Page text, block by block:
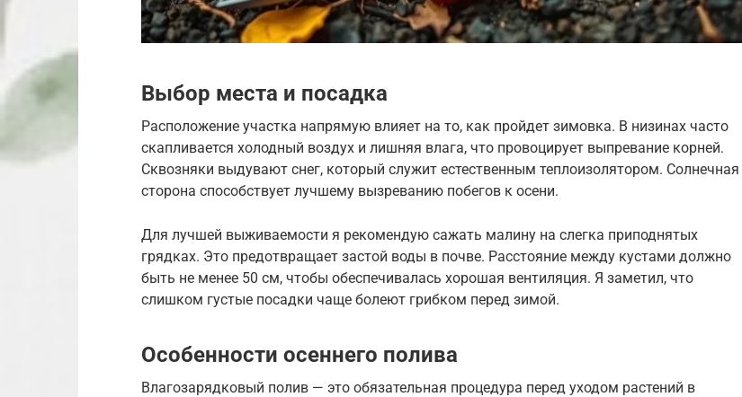
Выбор места и посадка
Расположение участка напрямую влияет на то, как пройдет зимовка. В низинах часто
скапливается холодный воздух и лишняя влага, что провоцирует выпревание корней.
Сквозняки выдувают снег, который служит естественным теплоизолятором. Солнечная
сторона способствует лучшему вызреванию побегов к осени.
Для лучшей выживаемости я рекомендую сажать малину на слегка приподнятых
грядках. Это предотвращает застой воды в почве. Расстояние между кустами должно
быть не менее 50 см, чтобы обеспечивалась хорошая вентиляция. Я заметил, что
слишком густые посадки чаще болеют грибком перед зимой.
Особенности осеннего полива
Влагозарядковый полив — это обязательная процедура перед уходом растений в